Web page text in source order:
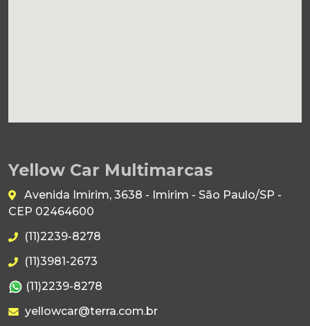
Yellow Car Multimarcas
Avenida Imirim, 3638 - Imirim - São Paulo/SP -
CEP 02464600
(11)2239-8278
(11)3981-2673
(11)2239-8278
yellowcar@terra.com.br